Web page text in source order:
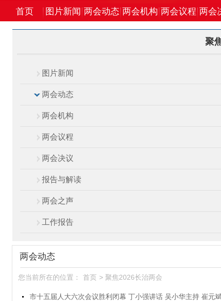
首页 图片新闻 两会动态 两会机构 两会议程 两会
聚
图片新闻
两会动态
两会机构
两会议程
两会决议
报告与解读
两会之声
工作报告
两会动态
您当前所在的位置： 首页 > 聚焦2026长治两会
市十五届人大六次会议胜利闭幕 丁小强讲话 吴小华主持 崔元